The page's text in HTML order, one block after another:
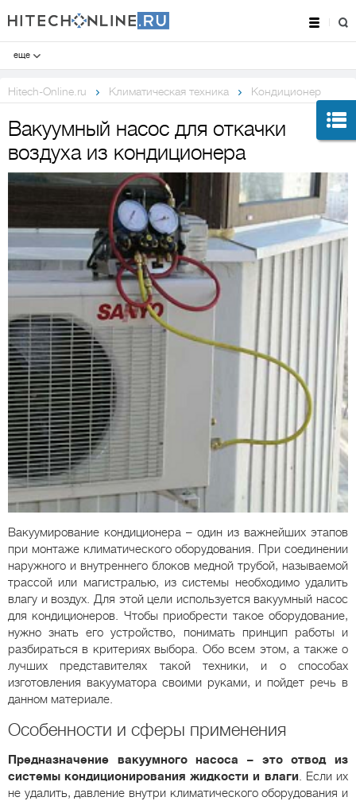
еще
Hitech-Online.ru Климатическая техника Кондиционер
Вакуумный насос для откачки
воздуха из кондиционера
Вакуумирование кондиционера – один из важнейших этапов
при монтаже климатического оборудования. При соединении
наружного и внутреннего блоков медной трубой, называемой
трассой или магистралью, из системы необходимо удалить
влагу и воздух. Для этой цели используется вакуумный насос
для кондиционеров. Чтобы приобрести такое оборудование,
нужно знать его устройство, понимать принцип работы и
разбираться в критериях выбора. Обо всем этом, а также о
лучших представителях такой техники, и о способах
изготовления вакууматора своими руками, и пойдет речь в
данном материале.
Особенности и сферы применения
Предназначение вакуумного насоса – это отвод из
системы кондиционирования жидкости и влаги. Если их
не удалить, давление внутри климатического оборудования и